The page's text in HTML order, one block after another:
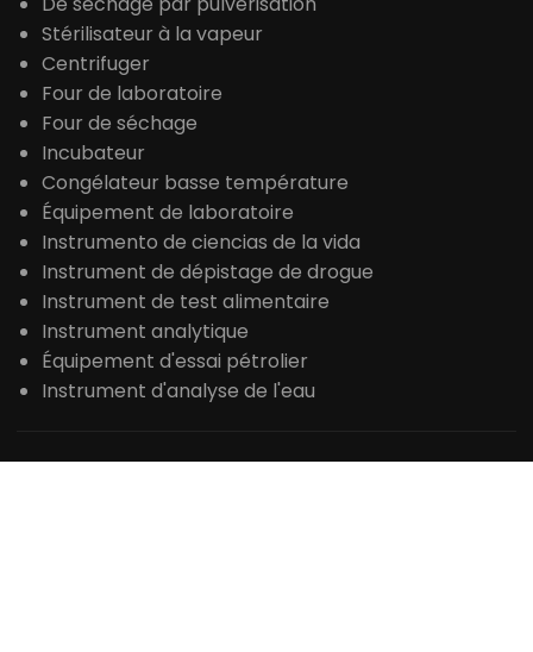
DES PRODUITS
Équipement de distillation d'extraction
Réacteur
Évaporateur rotatif
Bioréacteur Fermenteur
Lyophilisateur
De séchage par pulvérisation
Stérilisateur à la vapeur
Centrifuger
Four de laboratoire
Four de séchage
Incubateur
Congélateur basse température
Instrumento de ciencias de la vida